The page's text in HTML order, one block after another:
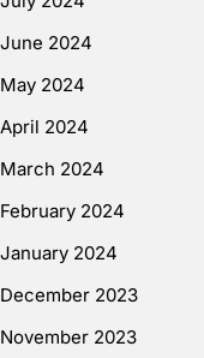
June 2024
May 2024
April 2024
March 2024
February 2024
January 2024
December 2023
November 2023